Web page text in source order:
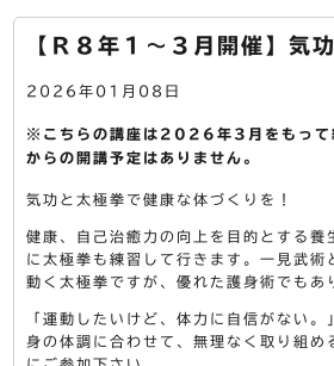
【Ｒ８年１～３月開催】気
2026年01月08日
※こちらの講座は2026年3月をもって
からの開講予定はありません。
気功と太極拳で健康な体づくりを！
健康、自己治癒力の向上を目的とする養
に太極拳も練習して行きます。一見武術
動く太極拳ですが、優れた護身術でもあ
「運動したいけど、体力に自信がない。
身の体調に合わせて、無理なく取り組め